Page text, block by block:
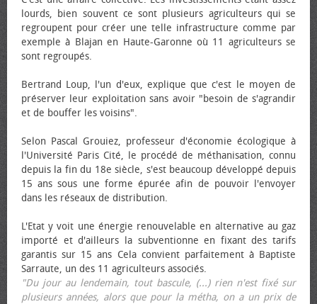
lourds, bien souvent ce sont plusieurs agriculteurs qui se
regroupent pour créer une telle infrastructure comme par
exemple à Blajan en Haute-Garonne où 11 agriculteurs se
sont regroupés.
Bertrand Loup, l'un d'eux, explique que c'est le moyen de
préserver leur exploitation sans avoir "besoin de s'agrandir
et de bouffer les voisins".
Selon Pascal Grouiez, professeur d'économie écologique à
l'Université Paris Cité, le procédé de méthanisation, connu
depuis la fin du 18e siècle, s'est beaucoup développé depuis
15 ans sous une forme épurée afin de pouvoir l'envoyer
dans les réseaux de distribution.
L'Etat y voit une énergie renouvelable en alternative au gaz
importé et d'ailleurs la subventionne en fixant des tarifs
garantis sur 15 ans Cela convient parfaitement à Baptiste
Sarraute, un des 11 agriculteurs associés.
"Du jour au lendemain, tout bascule, (...) rien n'est fixé sur
plusieurs années, alors que pour la métha, on a un prix de